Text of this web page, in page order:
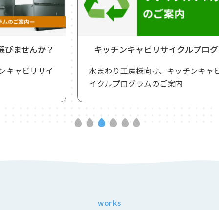
キッチンキャビリサイクルプログラム
水まわり工房様向け、キッチンキャビリサ
イクルプログラムのご案内
works